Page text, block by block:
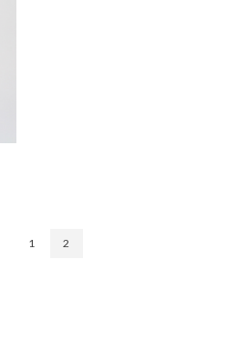
1 2